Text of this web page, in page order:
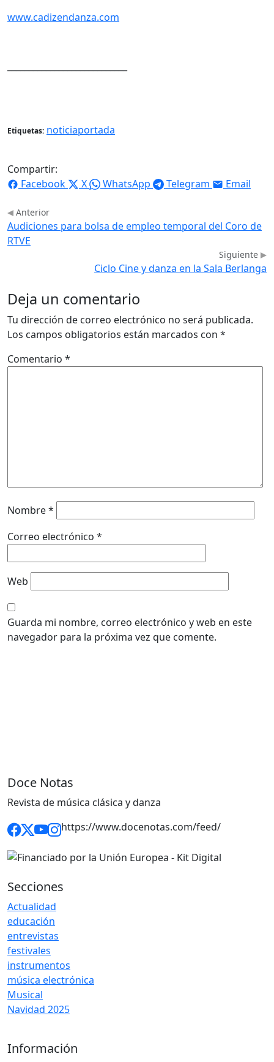
www.cadizendanza.com
Etiquetas: noticiaportada
Compartir:
Facebook
X WhatsApp Telegram Email
Anterior
Audiciones para bolsa de empleo temporal del Coro de
RTVE
Siguiente
Ciclo Cine y danza en la Sala Berlanga
Deja un comentario
Tu dirección de correo electrónico no será publicada.
Los campos obligatorios están marcados con *
Comentario *
Nombre*
Correo electrónico *
Web
Guarda mi nombre, correo electrónico y web en este
navegador para la próxima vez que comente.
Doce Notas
Revista de música clásica y danza
https://www.docenotas.com/feed/
Secciones
Actualidad
educación
entrevistas
festivales
instrumentos
música electrónica
Musical
Navidad 2025
Información